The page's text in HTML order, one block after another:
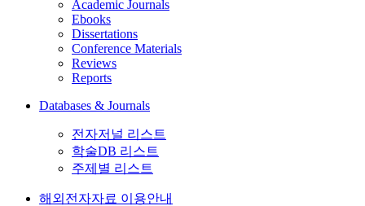
Academic Journals
Ebooks
Dissertations
Conference Materials
Reviews
Reports
Databases & Journals
전자저널 리스트
학술DB 리스트
주제별 리스트
해외전자자료 이용안내